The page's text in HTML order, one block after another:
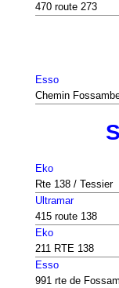
470 route 273
Esso
Chemin
Eko
Rte 138 / Tessier
Ultramar
415 route 138
Eko
211 RTE 138
Esso
991 rte de